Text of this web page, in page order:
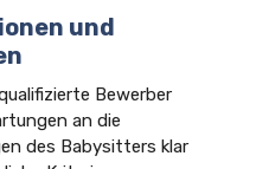
und
Bewerber
an die
des Babysitters klar